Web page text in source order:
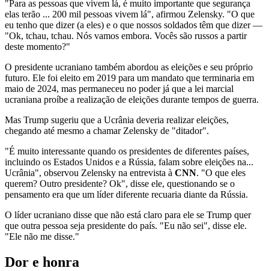
"Para as pessoas que vivem lá, é muito importante que segurança
elas terão ... 200 mil pessoas vivem lá", afirmou Zelensky. "O que
eu tenho que dizer (a eles) e o que nossos soldados têm que dizer —
"Ok, tchau, tchau. Nós vamos embora. Vocês são russos a partir
deste momento?"
O presidente ucraniano também abordou as eleições e seu próprio
futuro. Ele foi eleito em 2019 para um mandato que terminaria em
maio de 2024, mas permaneceu no poder já que a lei marcial
ucraniana proíbe a realização de eleições durante tempos de guerra.
Mas Trump sugeriu que a Ucrânia deveria realizar eleições,
chegando até mesmo a chamar Zelensky de "ditador".
"É muito interessante quando os presidentes de diferentes países,
incluindo os Estados Unidos e a Rússia, falam sobre eleições na...
Ucrânia", observou Zelensky na entrevista à CNN. "O que eles
querem? Outro presidente? Ok", disse ele, questionando se o
pensamento era que um líder diferente recuaria diante da Rússia.
O líder ucraniano disse que não está claro para ele se Trump quer
que outra pessoa seja presidente do país. "Eu não sei", disse ele.
"Ele não me disse."
Dor e honra